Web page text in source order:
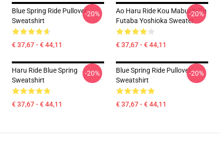
Blue Spring Ride Pullover
Sweatshirt
€ 37,67 - € 44,11
-20%
Ao Haru Ride Kou Mabuchi En
Futaba Yoshioka Sweater
€ 37,67 - € 44,11
-20%
Haru Ride Blue Spring
Sweatshirt
€ 37,67 - € 44,11
-20%
Blue Spring Ride Pullover
Sweatshirt
€ 37,67 - € 44,11
-20%